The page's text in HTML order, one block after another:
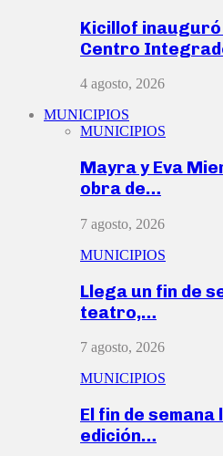
Kicillof inauguró
Centro
4 agosto, 2026
MUNICIPIOS
MUNICIPIOS
Mayra y Eva
obra de…
7 agosto, 2026
MUNICIPIOS
Llega un fin de
teatro,…
7 agosto, 2026
MUNICIPIOS
El fin de
edición…